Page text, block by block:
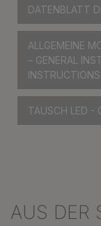
DATENBLATT
ALLGEMEINE
– GENERAL
INSTRUCTIONS
TAUSCH LED -
Produktgalerie
AUS DER